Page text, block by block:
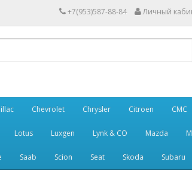
+7(953)587-88-84 Личный
Chevrolet Chrysler Citroen CMC
Lotus Luxgen Lynk & CO Mazda
Saab Scion Seat Skoda Subaru